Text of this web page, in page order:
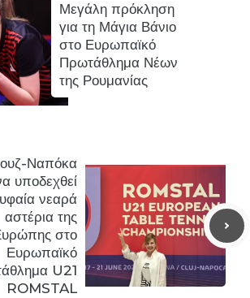
Μεγάλη πρόκληση
για τη Μάγια Βάνιο
στο Ευρωπαϊκό
Πρωτάθλημα Νέων
της Ρουμανίας
Ναπόκα
υποδεχθεί
νεαρά
αστέρια της
στο
Ευρωπαϊκό
U21
ROMSTAL